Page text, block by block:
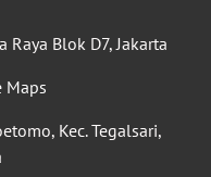
Raya Blok D7, Jakarta
Maps
Kec. Tegalsari,